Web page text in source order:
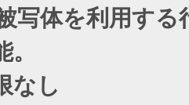
写体を利用する
なし